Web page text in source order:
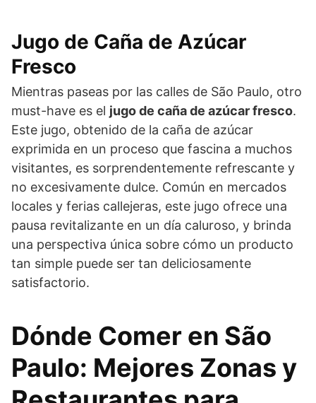
Jugo de Caña de Azúcar
Fresco
Mientras paseas por las calles de São Paulo, otro
must-have es el jugo de caña de azúcar fresco.
Este jugo, obtenido de la caña de azúcar
exprimida en un proceso que fascina a muchos
visitantes, es sorprendentemente refrescante y
no excesivamente dulce. Común en mercados
locales y ferias callejeras, este jugo ofrece una
pausa revitalizante en un día caluroso, y brinda
una perspectiva única sobre cómo un producto
tan simple puede ser tan deliciosamente
satisfactorio.
Dónde Comer en São
Paulo: Mejores Zonas y